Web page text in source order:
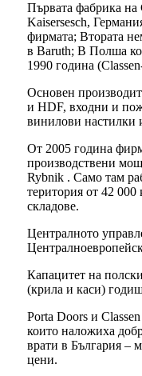
Първата фабрика на
Kaisersesch,
фирмата; Втората
в Baruth; В Полша
1990 година
Основен
и HDF, входни и
винилови настилки
От 2005 година
производствени
Rybnik . Само там
територия от 42
складове.
Централното
Капацитет на
(крила и каси)
Porta Doors и
които наложиха
врати в България –
цени.